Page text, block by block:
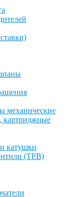
механические
картриджные
катушки
(ТРВ)